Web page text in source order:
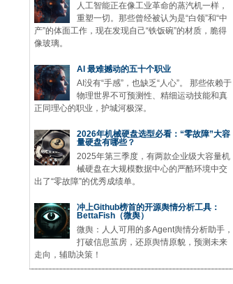
人工智能正在像工业革命的蒸汽机一样，
重塑一切。那些曾经被认为是“白领”和“中
产”的体面工作，现在发现自己“铁饭碗”的材质，脆得
像玻璃。
AI 最难撼动的五十个职业
AI没有“手感”，也缺乏“人心”。 那些依赖于
物理世界不可预测性、精细运动技能和真
正同理心的职业，护城河极深。
2026年机械硬盘选型必看：“零故障”大容
量硬盘有哪些？
2025年第三季度，有两款企业级大容量机
械硬盘在大规模数据中心的严酷环境中交
出了“零故障”的优秀成绩单。
冲上Github榜首的开源舆情分析工具：
BettaFish（微舆）
微舆：人人可用的多Agent舆情分析助手，
打破信息茧房，还原舆情原貌，预测未来
走向，辅助决策！